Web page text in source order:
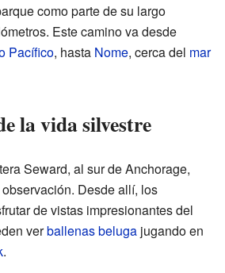
como parte de su largo
Este camino va desde
Pacífico, hasta Nome, cerca del mar
la vida silvestre
Seward, al sur de Anchorage,
Desde allí, los
de vistas impresionantes del
verballenas beluga jugando en
.